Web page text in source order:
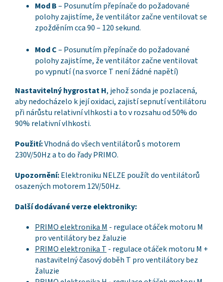
Mod B– Posunutím přepínače do požadované
polohy zajistíme, že ventilátor začne ventilovat se
zpožděním cca 90 – 120 sekund.
Mod C– Posunutím přepínače do požadované
polohy zajistíme, že ventilátor začne ventilovat
po vypnutí (na svorce T není žádné napětí)
Nastavitelný hygrostat H, jehož sonda je pozlacená,
aby nedocházelo k její oxidaci, zajistí sepnutí ventilátoru
při nárůstu relativní vlhkosti a to v rozsahu od 50% do
90% relativní vlhkosti.
Použití:Vhodná do všech ventilátorů s motorem
230V/50Hz a to do řady PRIMO.
Upozornění:Elektroniku NELZE použít do ventilátorů
osazených motorem 12V/50Hz.
Další dodávané verze elektroniky:
PRIMO elektronika M - regulace otáček motoru M
pro ventilátory bez žaluzie
PRIMO elektronika T - regulace otáček motoru M +
nastavitelný časový doběh T pro ventilátory bez
žaluzie